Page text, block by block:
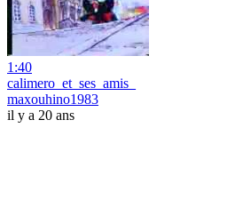
1:40
calimero_et_ses_amis_
maxouhino1983
il y a 20 ans